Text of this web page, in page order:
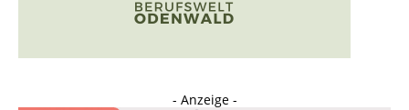
- Anzeige -